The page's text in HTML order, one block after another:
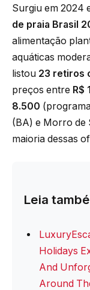
Surgiu em 2024
de praia Brasil
alimentação
aquáticas
listou 23 retiros
preços entre R$
8.500
(BA) e Morro de
maioria dessas
Leia
Holidays
And
Around